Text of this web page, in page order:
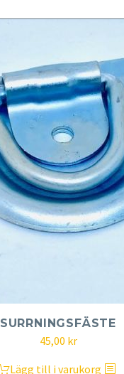
SURRNINGSFÄSTE
45,00 kr
Lägg till i varukorg